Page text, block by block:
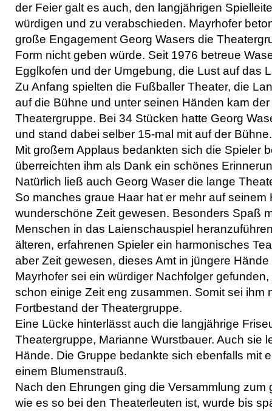
der Feier galt es auch, den langjährigen
würdigen und zu verabschieden. Mayrhofer
große Engagement Georg Wasers die
Form nicht geben würde. Seit 1976 betreue
Egglkofen und der Umgebung, die Lust auf das
Zu Anfang spielten die Fußballer Theater, die
auf die Bühne und unter seinen Händen kam
Theatergruppe. Bei 34 Stücken hatte Georg
und stand dabei selber 15-mal mit auf der Bühne.
Mit großem Applaus bedankten sich die Spieler
überreichten ihm als Dank ein schönes
Natürlich ließ auch Georg Waser die lange
So manches graue Haar hat er mehr auf seinem
wunderschöne Zeit gewesen. Besonders Spaß
Menschen in das Laienschauspiel
älteren, erfahrenen Spieler ein harmonisches
aber Zeit gewesen, dieses Amt in jüngere
Mayrhofer sei ein würdiger Nachfolger
schon einige Zeit eng zusammen. Somit sei ihm
Fortbestand der Theatergruppe.
Eine Lücke hinterlässt auch die langjährige
Theatergruppe, Marianne Wurstbauer. Auch sie
Hände. Die Gruppe bedankte sich ebenfalls mit
einem Blumenstrauß.
Nach den Ehrungen ging die Versammlung zum
wie es so bei den Theaterleuten ist, wurde bis